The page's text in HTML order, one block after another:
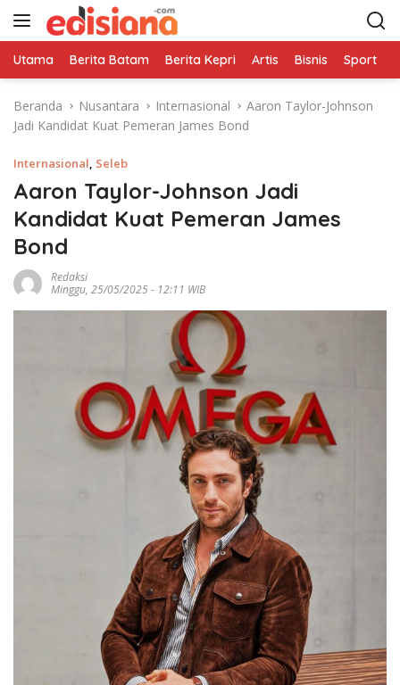
Utama Berita Batam Berita Kepri Artis Bisnis Sport
Beranda Nusantara Internasional
Aaron Taylor-Johnson
Jadi Kandidat Kuat Pemeran James Bond
Internasional, Seleb
Aaron Taylor-Johnson Jadi
Kandidat Kuat Pemeran James
Bond
Redaksi
Minggu, 25/05/2025 - 12:11 WIB